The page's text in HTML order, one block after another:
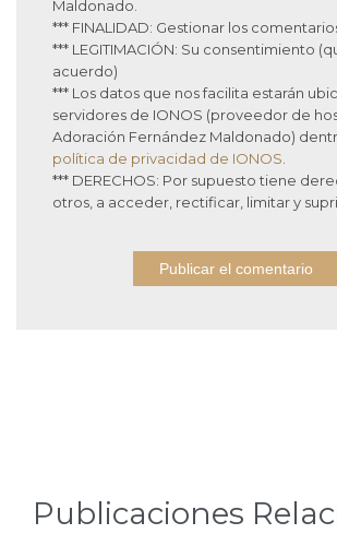
Maldonado.
*** FINALIDAD: Gestionar los
*** LEGITIMACIÓN: Su consentimiento
acuerdo)
*** Los datos que nos facilita estarán
servidores de IONOS (proveedor de
Adoración Fernández Maldonado)
política de privacidad de IONOS.
*** DERECHOS: Por supuesto tiene
otros, a acceder, rectificar, limitar y
Publicaciones